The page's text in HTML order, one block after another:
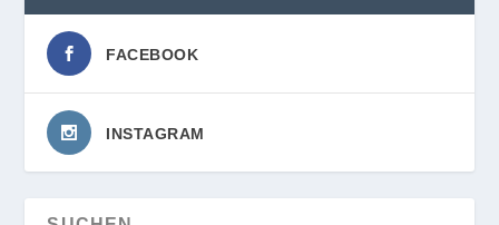
FACEBOOK
INSTAGRAM